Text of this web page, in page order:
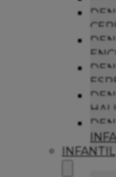
INFANTIL